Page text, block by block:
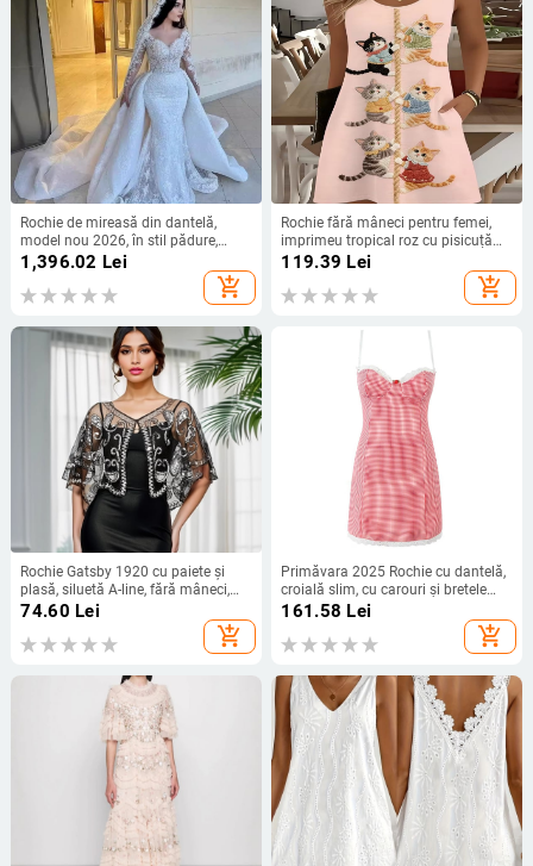
Rochie de mireasă din dantelă,
model nou 2026, în stil pădure,
mâneci lungi, siluetă sirenă
1,396.02 Lei
add_shopping_cart
Rochie fără mâneci pentru femei,
imprimeu tropical roz cu pisicuță
cățărând pe o frânghie
119.39 Lei
add_shopping_cart
Rochie Gatsby 1920 cu paiete și
plasă, siluetă A-line, fără mâneci,
decolteu adânc în V, cu mărgele.
74.60 Lei
add_shopping_cart
Primăvara 2025 Rochie cu dantelă,
croială slim, cu carouri și bretele
S21920
161.58 Lei
add_shopping_cart